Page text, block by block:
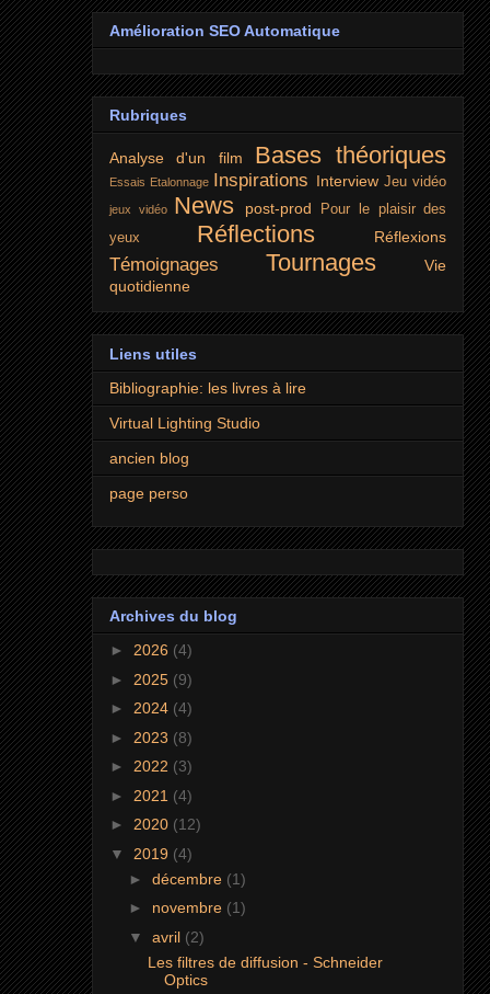
Amélioration SEO Automatique
Rubriques
Analyse d'un film Bases théoriques
Essais Etalonnage Inspirations Interview Jeu vidéo
jeux vidéo News post-prod
Pour le plaisir des
yeux
Réflections Réflexions
Témoignages Tournages
Vie
quotidienne
Liens utiles
Bibliographie: les livres à lire
Virtual Lighting Studio
ancien blog
page perso
Archives du blog
► 2026 (4)
► 2025 (9)
► 2024 (4)
► 2023 (8)
► 2022 (3)
► 2021 (4)
► 2020 (12)
▼ 2019 (4)
► décembre (1)
► novembre (1)
▼ avril (2)
Les filtres de diffusion - Schneider
Optics